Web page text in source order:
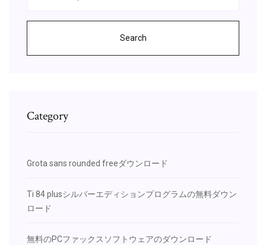
Search
Category
Grota sans rounded freeダウンロード
Ti 84 plusシルバーエディションプログラムの無料ダウン
ロード
無料のPCファックスソフトウェアのダウンロード